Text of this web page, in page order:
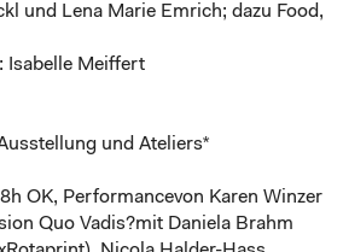
und Lena Marie Emrich; dazu Food,
Isabelle Meiffert
und Ateliers*
OK, Performancevon Karen Winzer
Quo Vadis?mit Daniela Brahm